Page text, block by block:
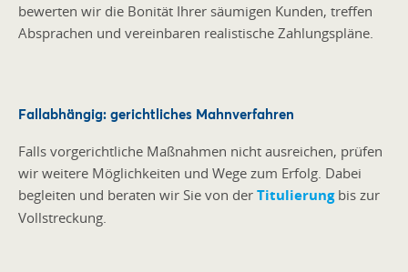
bewerten wir die Bonität Ihrer säumigen Kunden, treffen
Absprachen und vereinbaren realistische Zahlungspläne.
Fallabhängig: gerichtliches Mahnverfahren
Falls vorgerichtliche Maßnahmen nicht ausreichen, prüfen
wir weitere Möglichkeiten und Wege zum Erfolg. Dabei
begleiten und beraten wir Sie von der Titulierungbis zur
Vollstreckung.